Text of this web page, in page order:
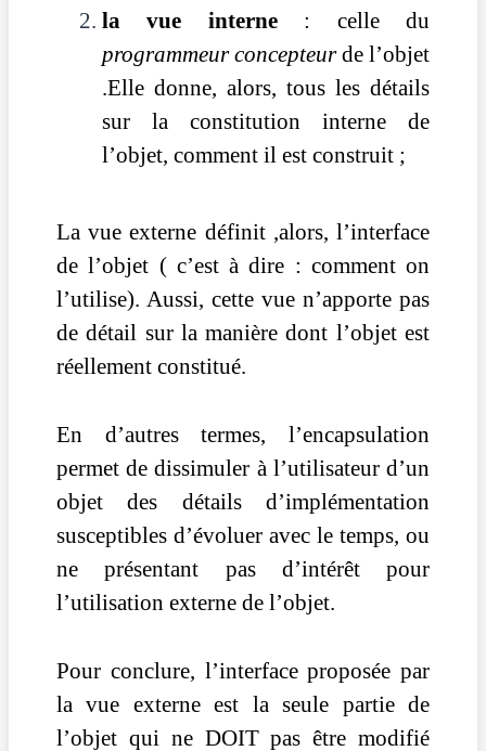
la vue interne : celle du
programmeur concepteurde l’objet
.Elle donne, alors, tous les détails
sur la constitution interne de
l’objet, comment il est construit ;
La vue externe définit ,alors, l’interface
de l’objet ( c’est à dire : comment on
l’utilise). Aussi, cette vue n’apporte pas
de détail sur la manière dont l’objet est
réellement constitué.
En d’autres termes, l’encapsulation
permet de dissimuler à l’utilisateur d’un
objet des détails d’implémentation
susceptibles d’évoluer avec le temps, ou
ne présentant pas d’intérêt pour
l’utilisation externe de l’objet.
Pour conclure, l’interface proposée par
la vue externe est la seule partie de
l’objet qui ne DOIT pas être modifié